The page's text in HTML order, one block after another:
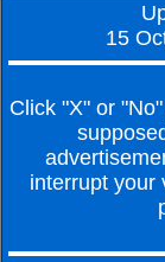
15
Click "X" or
interrupt your